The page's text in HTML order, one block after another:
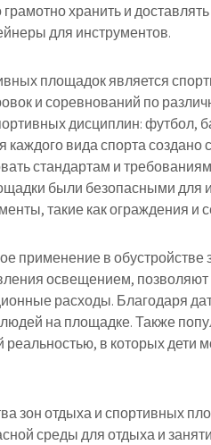
хранить и доставлять
для инструментов.
площадок является
и соревнований по
дисциплин: футбол,
каждого вида спорта
стандартам и
были безопасными для
такие как ограждения и
применение в обустройстве
освещением, позволяют
расходы. Благодаря
на площадке. Также
в которых дети
зон отдыха и спортивных
среды для отдыха и